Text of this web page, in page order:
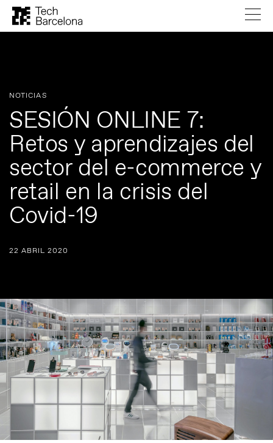
NOTICIAS
SESIÓN ONLINE 7:
Retos y aprendizajes del
sector del e-commerce y
retail en la crisis del
Covid-19
22 ABRIL 2020